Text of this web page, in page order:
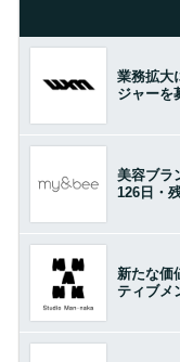
業務拡大
ジャーを
美容ブラ
126日・
新たな価
ティブメ